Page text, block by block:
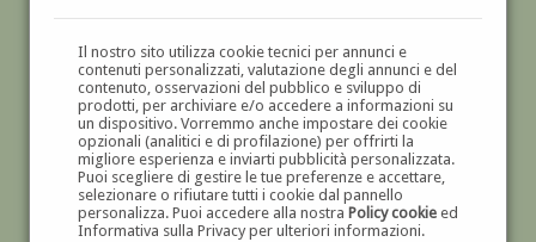
Il nostro sito utilizza cookie tecnici per annunci e
contenuti personalizzati, valutazione degli annunci e del
contenuto, osservazioni del pubblico e sviluppo di
prodotti, per archiviare e/o accedere a informazioni su
un dispositivo. Vorremmo anche impostare dei cookie
opzionali (analitici e di profilazione) per offrirti la
migliore esperienza e inviarti pubblicità personalizzata.
Puoi scegliere di gestire le tue preferenze e accettare,
selezionare o rifiutare tutti i cookie dal pannello
personalizza. Puoi accedere alla nostra Policy cookieed
Informativa sulla Privacy per ulteriori informazioni.
GALLERIAD'ARTE
DIPINTI E SCULTURE '800 E '900